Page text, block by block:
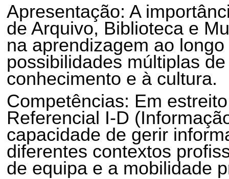
Apresentação: A
de Arquivo, Biblioteca e
na aprendizagem ao
possibilidades múltiplas
conhecimento e à cultura.
Competências: Em
Referencial I-D
capacidade de gerir
diferentes contextos
de equipa e a mobilidade